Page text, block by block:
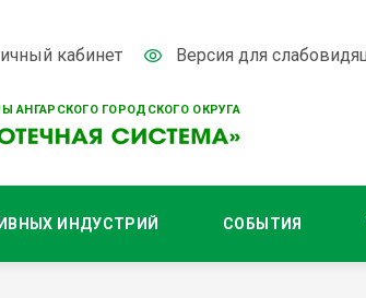
ГОРОДСКОГО ОКРУГА
кабинет Версия для
ИНДУСТРИЙ СОБЫТИЯ